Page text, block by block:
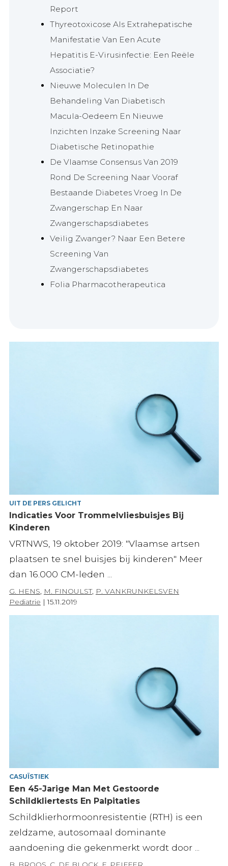
Report
Thyreotoxicose Als Extrahepatische
Manifestatie Van Een Acute
Hepatitis E-Virusinfectie: Een Reële
Associatie?
Nieuwe Moleculen In De
Behandeling Van Diabetisch
Macula-Oedeem En Nieuwe
Inzichten Inzake Screening Naar
Diabetische Retinopathie
De Vlaamse Consensus Van 2019
Rond De Screening Naar Vooraf
Bestaande Diabetes Vroeg In De
Zwangerschap En Naar
Zwangerschapsdiabetes
Veilig Zwanger? Naar Een Betere
Screening Van
Zwangerschapsdiabetes
Folia Pharmacotherapeutica
UIT DE PERS GELICHT
Indicaties Voor Trommelvliesbuisjes Bij
Kinderen
VRTNWS, 19 oktober 2019: "Vlaamse artsen
plaatsen te snel buisjes bij kinderen" Meer
dan 16.000 CM-leden ...
G. HENS, M. FINOULST, P. VANKRUNKELSVEN
Pediatrie |15.11.2019
CASUÏSTIEK
Een 45-Jarige Man Met Gestoorde
Schildkliertests En Palpitaties
Schildklierhormoonresistentie (RTH) is een
zeldzame, autosomaal dominante
aandoening die gekenmerkt wordt door ...